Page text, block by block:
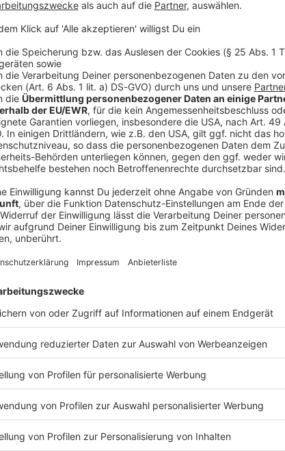
Iranerinnen und Iraner gegen das autoritäre
Republik. Die durch eine Wirtschaftskrise ausgelösten
landesweite Dimension angenommen. In Städten kam
schweren Unruhen. Der Sicherheitsapparat reagiert mit
sind nach Angaben von Aktivisten bereits getötet
im Iran seit Jahren.
den Rücken gestärkt und die iranische
Am Wochenende sagte er vor Journalisten, dass die
wolle.